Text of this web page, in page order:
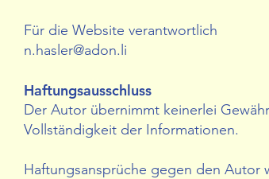
Für die Website verantwortlich
n.hasler@adon.li
Haftungsausschluss
Der Autor übernimmt keinerlei
Vollständigkeit der Informationen.
Haftungsansprüche gegen den Autor